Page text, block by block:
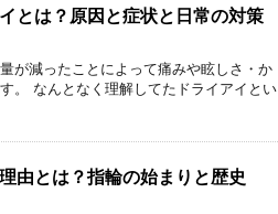
とは？原因と症状と日常の対策
が減ったことによって痛みや眩しさ・か
。 なんとなく理解してたドライアイとい
由とは？指輪の始まりと歴史